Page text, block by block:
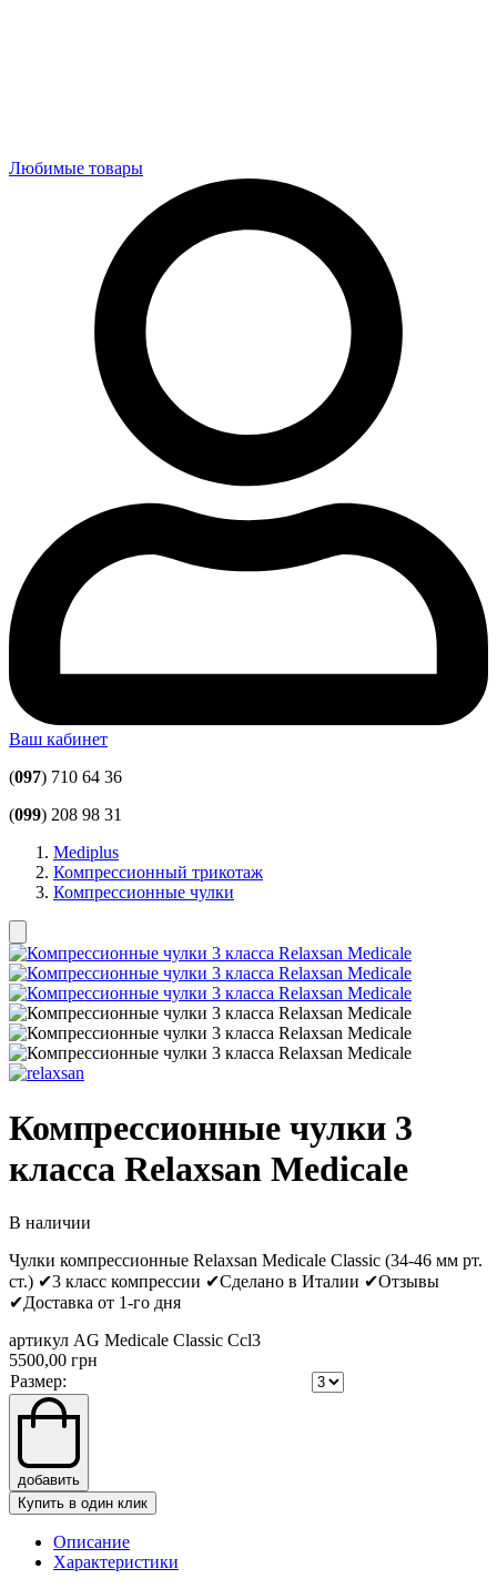
Любимые товары
Ваш кабинет
(097) 710 64 36
(099) 208 98 31
Mediplus
Компрессионный трикотаж
Компрессионные чулки
Компрессионные чулки 3
класса Relaxsan Medicale
В наличии
Чулки компрессионные Relaxsan Medicale Classic (34-46 мм рт.
ст.) ✔3 класс компрессии ✔Сделано в Италии ✔Отзывы
✔Доставка от 1-го дня
артикул AG Medicale Classic Ccl3
5500,00 грн
Размер:
добавить
Купить в один клик
Описание
Характеристики